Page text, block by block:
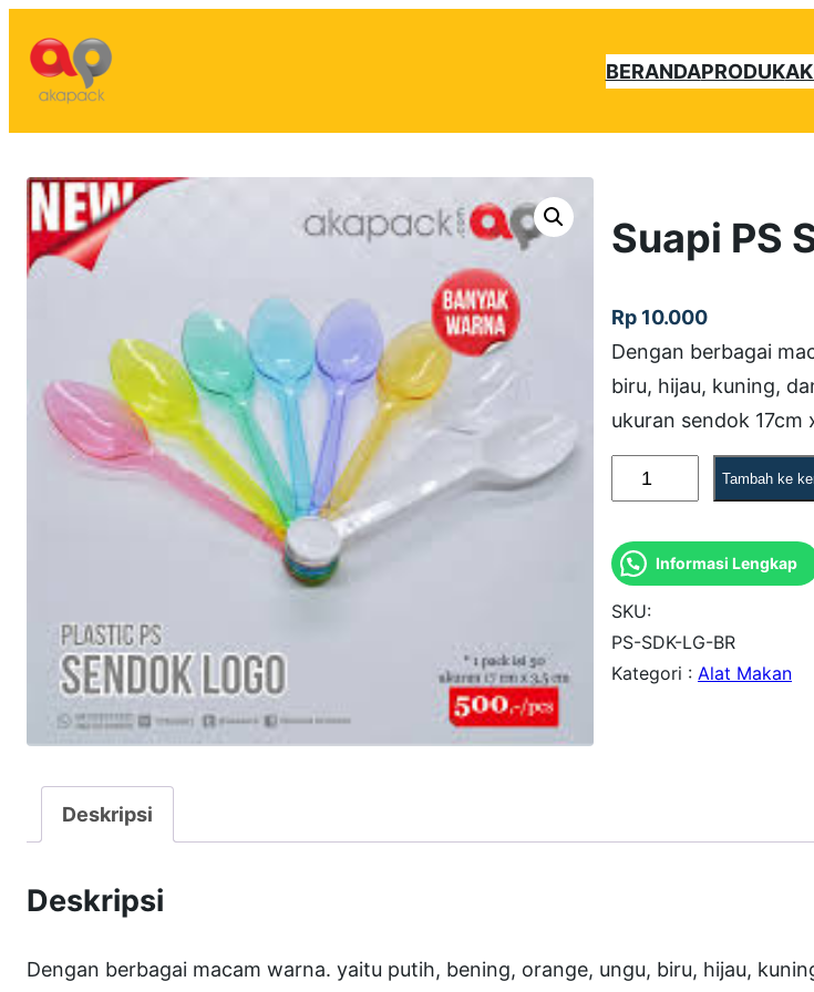
konten
BERANDAPRODUK
Suapi PS
Rp 10.000
Dengan berbagai
biru, hijau, kuning,
ukuran sendok 17cm
u
a
n
t
i
t
a
Tambah ke
Informasi Lengkap
SKU:
PS-SDK-LG-BR
Kategori : Alat Makan
Deskripsi
Deskripsi
Dengan berbagai macam warna. yaitu putih, bening, orange, ungu, biru, hijau,